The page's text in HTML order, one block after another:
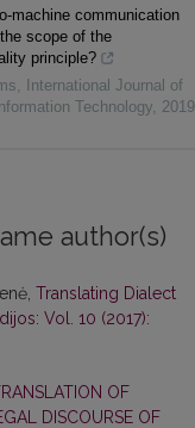
machine communication
scope of the
principle?
,
International Journal of
Technology, 2019
author(s)
Translating Dialect
Vol. 10 (2017):
OF
DISCOURSE OF